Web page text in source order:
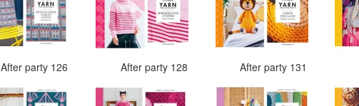
After party 126 After party 128 After party 131